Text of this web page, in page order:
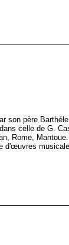
son père
celle de G.
Rome,
d'œuvres